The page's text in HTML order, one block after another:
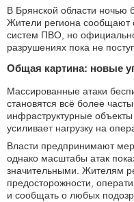
В Брянской области ночью
Жители региона сообщают
систем ПВО, но
разрушениях пока не
Общая картина: новые
Массированные атаки
становятся всё более
инфраструктурные
усиливает нагрузку на
Власти предпринимают
однако масштабы атак
значительными. Жителям
предосторожности,
и сообщать о любых